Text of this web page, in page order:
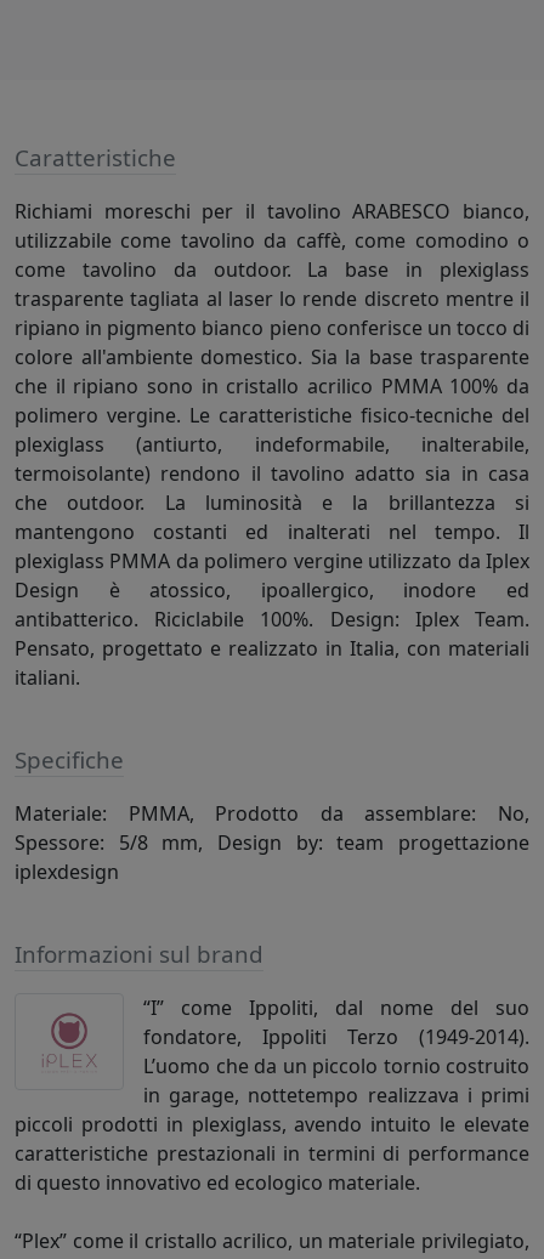
Caratteristiche
Richiami moreschi per il tavolino ARABESCO bianco,
utilizzabile come tavolino da caffè, come comodino o
come tavolino da outdoor. La base in plexiglass
trasparente tagliata al laser lo rende discreto mentre il
ripiano in pigmento bianco pieno conferisce un tocco di
colore all'ambiente domestico. Sia la base trasparente
che il ripiano sono in cristallo acrilico PMMA 100% da
polimero vergine. Le caratteristiche fisico-tecniche del
plexiglass (antiurto, indeformabile, inalterabile,
termoisolante) rendono il tavolino adatto sia in casa
che outdoor. La luminosità e la brillantezza si
mantengono costanti ed inalterati nel tempo. Il
plexiglass PMMA da polimero vergine utilizzato da Iplex
Design è atossico, ipoallergico, inodore ed
antibatterico. Riciclabile 100%. Design: Iplex Team.
Pensato, progettato e realizzato in Italia, con materiali
italiani.
Specifiche
Materiale: PMMA, Prodotto da assemblare: No,
Spessore: 5/8 mm, Design by: team progettazione
iplexdesign
Informazioni sul brand
“I” come Ippoliti, dal nome del suo
fondatore, Ippoliti Terzo (1949-2014).
L’uomo che da un piccolo tornio costruito
in garage, nottetempo realizzava i primi
piccoli prodotti in plexiglass, avendo intuito le elevate
caratteristiche prestazionali in termini di performance
di questo innovativo ed ecologico materiale.
“Plex” come il cristallo acrilico, un materiale privilegiato,